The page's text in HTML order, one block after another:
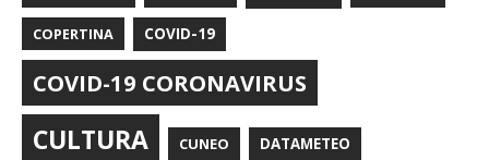
COPERTINA COVID-19
COVID-19 CORONAVIRUS
CULTURA CUNEO DATAMETEO